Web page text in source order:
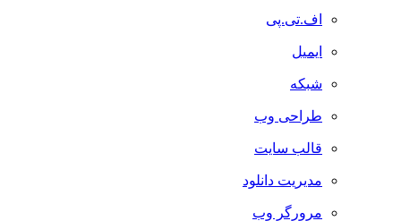
اف.تی.پی
ایمیل
شبکه
طراحی وب
قالب سایت
مدیریت دانلود
مرورگر وب